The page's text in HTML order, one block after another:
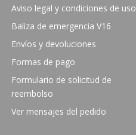
Aviso legal y condiciones de uso
Baliza de emergencia V16
Envíos y devoluciones
Formas de pago
Formulario de solicitud de
reembolso
Ver mensajes del pedido